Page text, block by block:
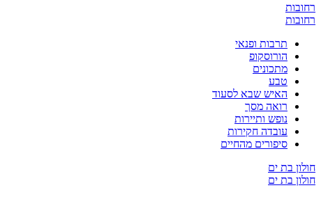
רחובות
רחובות
תרבות ופנאי
הורוסקופ
מתכונים
טבע
האיש שבא לסעוד
רואה מסך
נופש ותיירות
עובדה חקירות
סיפורים מהחיים
חולון בת ים
חולון בת ים